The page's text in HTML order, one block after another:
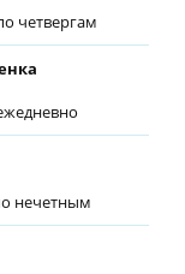
четвергам
нечетным